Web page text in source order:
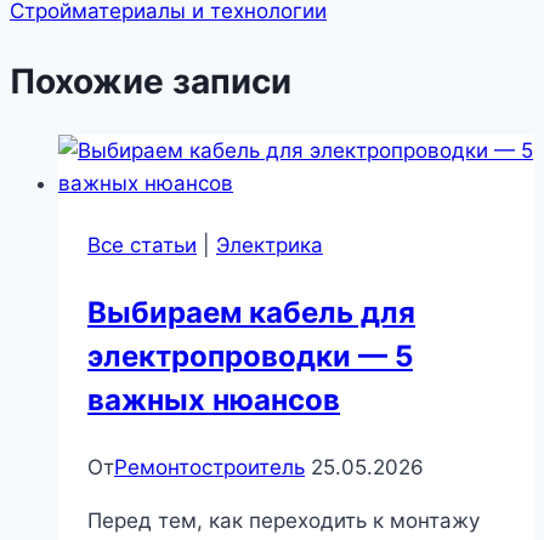
Стройматериалы и технологии
Похожие записи
Все статьи Электрика
Выбираем кабель для
электропроводки — 5
важных нюансов
ОтРемонтостроитель 25.05.2026
Перед тем, как переходить к монтажу